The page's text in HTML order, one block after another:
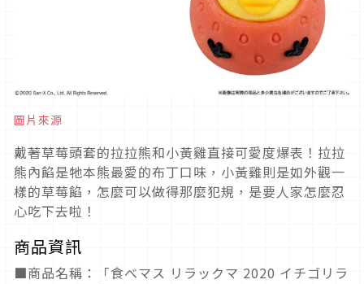
圖片來源
戴著草莓頭套的拉拉熊和小黃雞直接可愛度爆表！拉拉
熊內餡是牠本熊最愛的布丁口味，小黃雞則是如外觀一
樣的草莓餡，怎麼可以做得那麼犯規，是要人家怎麼忍
心吃下去啦！
商品資訊
■商品名稱：「食べマス リラックマ 2020 イチゴリラ